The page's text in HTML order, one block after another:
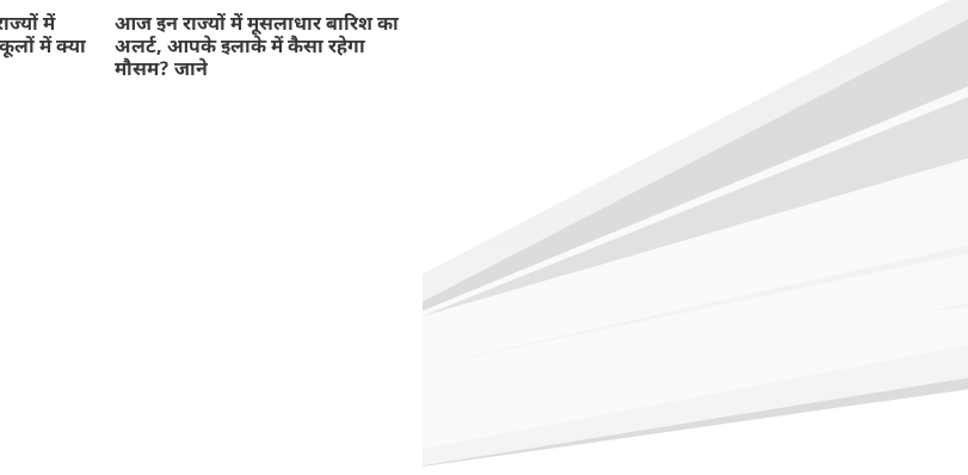
में
में क्या
आज इन राज्यों में मूसलाधार बारिश का
अलर्ट, आपके इलाके में कैसा रहेगा
मौसम? जाने